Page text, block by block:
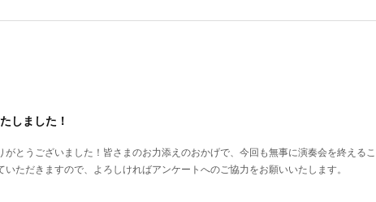
しました！
とうございました！皆さまのお力添えのおかげで、今回も無事に演奏会を終えるこ
ただきますので、よろしければアンケートへのご協力をお願いいたします。